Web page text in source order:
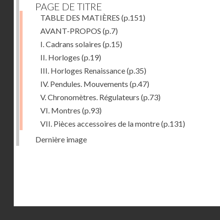
PAGE DE TITRE
TABLE DES MATIÈRES (p.151)
AVANT-PROPOS (p.7)
I. Cadrans solaires (p.15)
II. Horloges (p.19)
III. Horloges Renaissance(p.35)
IV. Pendules. Mouvements (p.47)
V. Chronomètres. Régulateurs (p.73)
VI. Montres (p.93)
VII. Pièces accessoires de la montre(p.131)
Dernière image